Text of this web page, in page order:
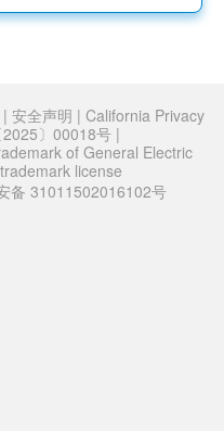
| 安全声明 | California Privacy
〕00018号|
of General Electric
license
备 31011502016102号